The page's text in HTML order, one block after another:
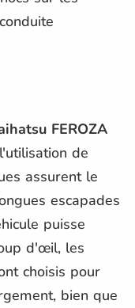
FEROZA
de
assurent le
escapades
puisse
d'œil, les
choisis pour
bien que